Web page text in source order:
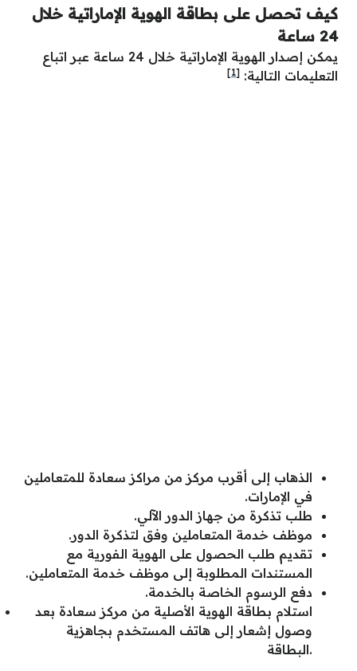
كيف تحصل على بطاقة الهوية الإماراتية خلال
24 ساعة
يمكن إصدار الهوية الإماراتية خلال 24 ساعة عبر اتباع
التعليمات التالية: [1]
الذهاب إلى أقرب مركز من مراكز سعادة للمتعاملين
في الإمارات.
طلب تذكرة من جهاز الدور الآلي.
موظف خدمة المتعاملين وفق لتذكرة الدور.
تقديم طلب الحصول على الهوية الفورية مع
المستندات المطلوبة إلى موظف خدمة المتعاملين.
دفع الرسوم الخاصة بالخدمة.
استلام بطاقة الهوية الأصلية من مركز سعادة بعد
وصول إشعار إلى هاتف المستخدم بجاهزية
البطاقة.